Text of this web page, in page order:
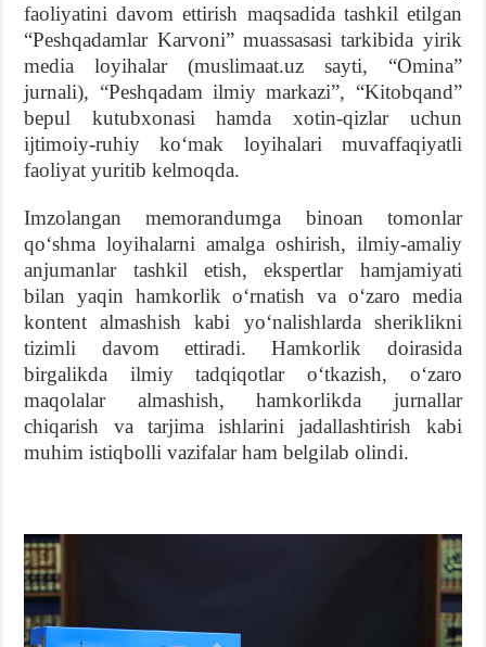
faoliyatini davom ettirish maqsadida tashkil etilgan
“Peshqadamlar Karvoni” muassasasi tarkibida yirik
media loyihalar (muslimaat.uz sayti, “Omina”
jurnali), “Peshqadam ilmiy markazi”, “Kitobqand”
bepul kutubxonasi hamda xotin-qizlar uchun
ijtimoiy-ruhiy koʻmak loyihalari muvaffaqiyatli
faoliyat yuritib kelmoqda.
Imzolangan memorandumga binoan tomonlar
qoʻshma loyihalarni amalga oshirish, ilmiy-amaliy
anjumanlar tashkil etish, ekspertlar hamjamiyati
bilan yaqin hamkorlik oʻrnatish va oʻzaro media
kontent almashish kabi yoʻnalishlarda sheriklikni
tizimli davom ettiradi. Hamkorlik doirasida
birgalikda ilmiy tadqiqotlar oʻtkazish, oʻzaro
maqolalar almashish, hamkorlikda jurnallar
chiqarish va tarjima ishlarini jadallashtirish kabi
muhim istiqbolli vazifalar ham belgilab olindi.